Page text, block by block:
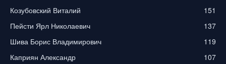
Козубовский Виталий
151
Пейсти Ярл Николаевич
137
Шива Борис Владимирович
119
Каприян Александр
107